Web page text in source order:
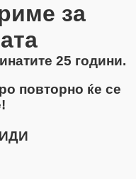
за
25 години.
повторно ќе се